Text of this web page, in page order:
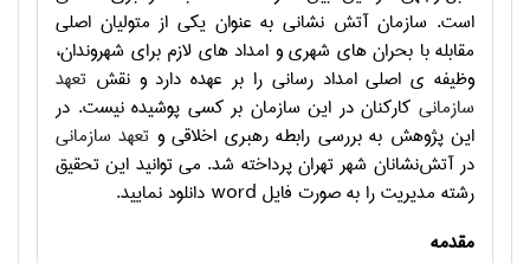
است. سازمان آتش نشانی به عنوان یکی از متولیان اصلی
مقابله با بحران های شهری و امداد های لازم برای شهروندان،
وظیفه ی اصلی امداد رسانی را بر عهده دارد و نقش تعهد
سازمانی کارکنان در این سازمان بر کسی پوشیده نیست. در
این پژوهش به بررسی رابطه رهبری اخلاقی و تعهد سازمانی
در آتش‌نشانان شهر تهران پرداخته شد. می توانید این تحقیق
رشته مدیریت را به صورت فایل word دانلود نمایید.
مقدمه